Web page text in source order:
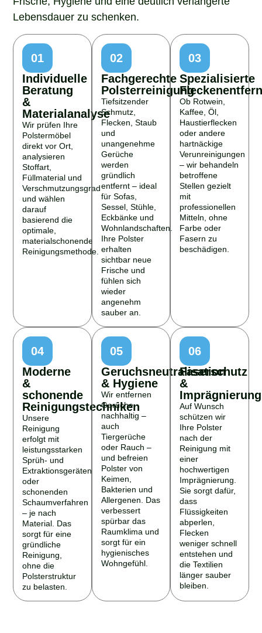
Lebensdauer zu schenken.
01
Individuelle
Beratung
&
Materialanalyse
Wir prüfen Ihre
Polstermöbel
direkt vor Ort,
analysieren
Stoffart,
Füllmaterial und
Verschmutzungsgrad
und wählen
darauf
basierend die
optimale,
materialschonende
Reinigungsmethode.
02
Fachgerechte
Polsterreinigung
Tiefsitzender
Schmutz,
Flecken, Staub
und
unangenehme
Gerüche
werden
gründlich
entfernt – ideal
für Sofas,
Sessel, Stühle,
Eckbänke und
Wohnlandschaften.
Ihre Polster
erhalten
sichtbar neue
Frische und
fühlen sich
wieder
angenehm
sauber an.
03
Spezialisierte
Ob Rotwein,
Kaffee, Öl,
Haustierflecken
oder andere
hartnäckige
Verunreinigungen
– wir behandeln
betroffene
Stellen gezielt
mit
professionellen
Mitteln, ohne
Farbe oder
Fasern zu
beschädigen.
04
Moderne
&
schonende
Reinigungstechniken
Unsere
Reinigung
erfolgt mit
leistungsstarken
Sprüh- und
Extraktionsgeräten
oder
schonenden
Schaumverfahren
– je nach
Material. Das
sorgt für eine
gründliche
Reinigung,
ohne die
Polsterstruktur
zu belasten.
05
Geruchsneutralisation
& Hygiene
Wir entfernen
Gerüche
nachhaltig –
auch
Tiergerüche
oder Rauch –
und befreien
Polster von
Keimen,
Bakterien und
Allergenen. Das
verbessert
spürbar das
Raumklima und
sorgt für ein
hygienisches
Wohngefühl.
06
Faserschutz
&
Imprägnierung
Auf Wunsch
schützen wir
Ihre Polster
nach der
Reinigung mit
einer
hochwertigen
Imprägnierung.
Sie sorgt dafür,
dass
Flüssigkeiten
abperlen,
Flecken
weniger schnell
entstehen und
die Textilien
länger sauber
bleiben.